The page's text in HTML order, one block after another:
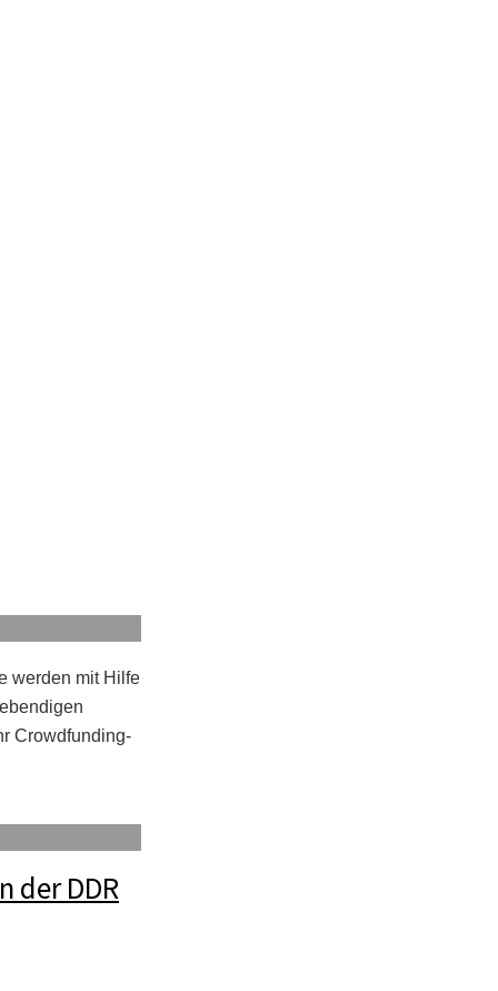
werden mit Hilfe
Crowdfunding-
der DDR